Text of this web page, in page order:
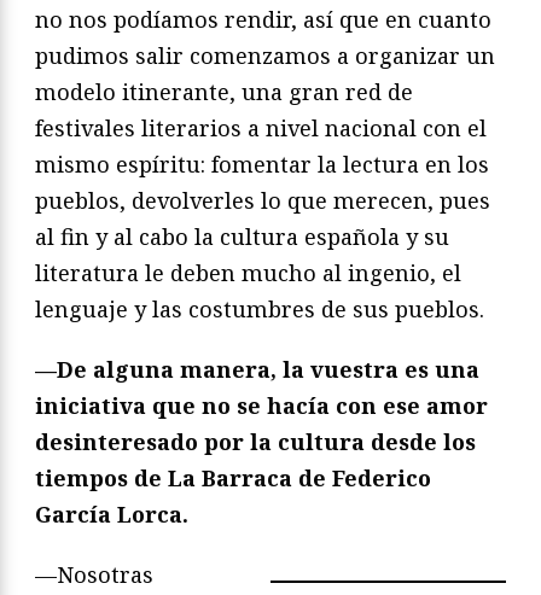
no nos podíamos rendir, así que en cuanto
pudimos salir comenzamos a organizar un
modelo itinerante, una gran red de
festivales literarios a nivel nacional con el
mismo espíritu: fomentar la lectura en los
pueblos, devolverles lo que merecen, pues
al fin y al cabo la cultura española y su
literatura le deben mucho al ingenio, el
lenguaje y las costumbres de sus pueblos.
—De alguna manera, la vuestra es una
iniciativa que no se hacía con ese amor
desinteresado por la cultura desde los
tiempos de La Barraca de Federico
García Lorca.
—Nosotras